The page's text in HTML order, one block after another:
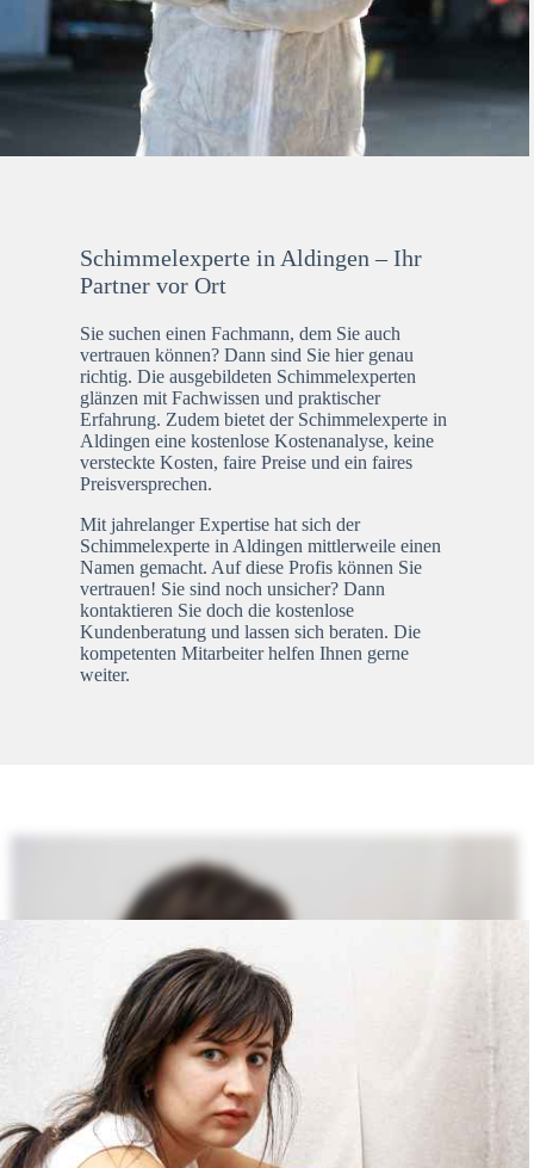
Schimmelexperte in Aldingen – Ihr
Partner vor Ort
Sie suchen einen Fachmann, dem Sie auch
vertrauen können? Dann sind Sie hier genau
richtig. Die ausgebildeten Schimmelexperten
glänzen mit Fachwissen und praktischer
Erfahrung. Zudem bietet der Schimmelexperte in
Aldingen eine kostenlose Kostenanalyse, keine
versteckte Kosten, faire Preise und ein faires
Preisversprechen.
Mit jahrelanger Expertise hat sich der
Schimmelexperte in Aldingen mittlerweile einen
Namen gemacht. Auf diese Profis können Sie
vertrauen! Sie sind noch unsicher? Dann
kontaktieren Sie doch die kostenlose
Kundenberatung und lassen sich beraten. Die
kompetenten Mitarbeiter helfen Ihnen gerne
weiter.